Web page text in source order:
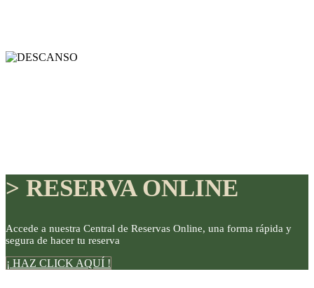
DISFRUTE
> RESERVA ONLINE
Accede a nuestra Central de Reservas Online, una forma rápida y
segura de hacer tu reserva
¡ HAZ CLICK AQUÍ !